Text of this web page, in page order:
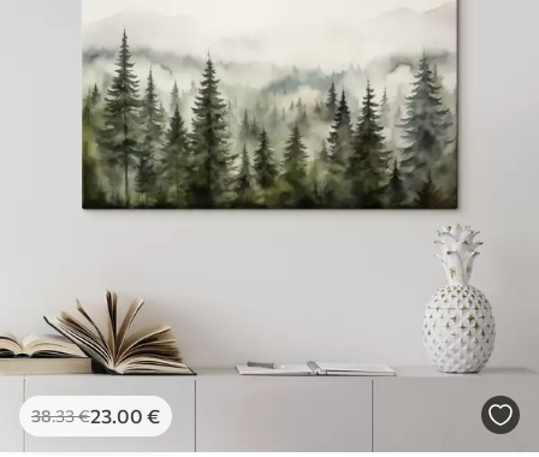
38.33€23.00 €